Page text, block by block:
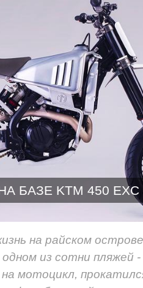
БАЗЕ KTM 450 EXC
на райском
одном из сотни пляжей
мотоцикл,